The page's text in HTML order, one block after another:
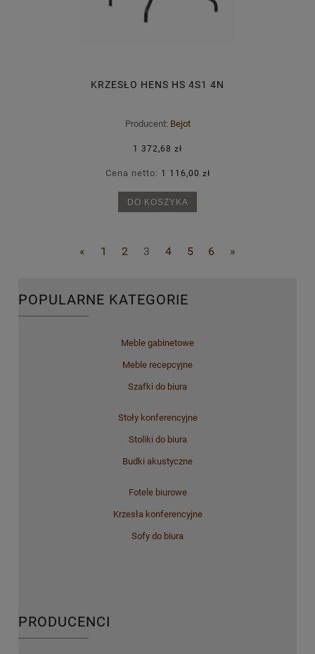
KRZESŁO HENS HS 4S1 4N
Producent: Bejot
1 372,68 zł
Cena netto: 1 116,00 zł
DO KOSZYKA
« 1 2 3 4 5 6 »
POPULARNE KATEGORIE
Meble gabinetowe
Meble recepcyjne
Szafki do biura
Stoły konferencyjne
Stoliki do biura
Budki akustyczne
Fotele biurowe
Krzesła konferencyjne
Sofy do biura
PRODUCENCI